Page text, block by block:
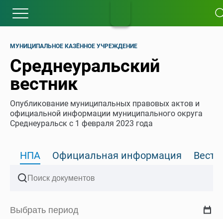
МУНИЦИПАЛЬНОЕ КАЗЁННОЕ УЧРЕЖДЕНИЕ
Среднеуральский
вестник
Опубликование муниципальных правовых актов и
официальной информации муниципального округа
Среднеуральск с 1 февраля 2023 года
НПА Официальная информация